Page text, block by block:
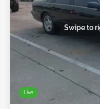
Live
Swipe to